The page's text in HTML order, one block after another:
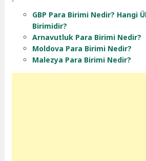
GBP Para Birimi Nedir? Hangi
Birimidir?
Arnavutluk Para Birimi Nedir?
Moldova Para Birimi Nedir?
Malezya Para Birimi Nedir?